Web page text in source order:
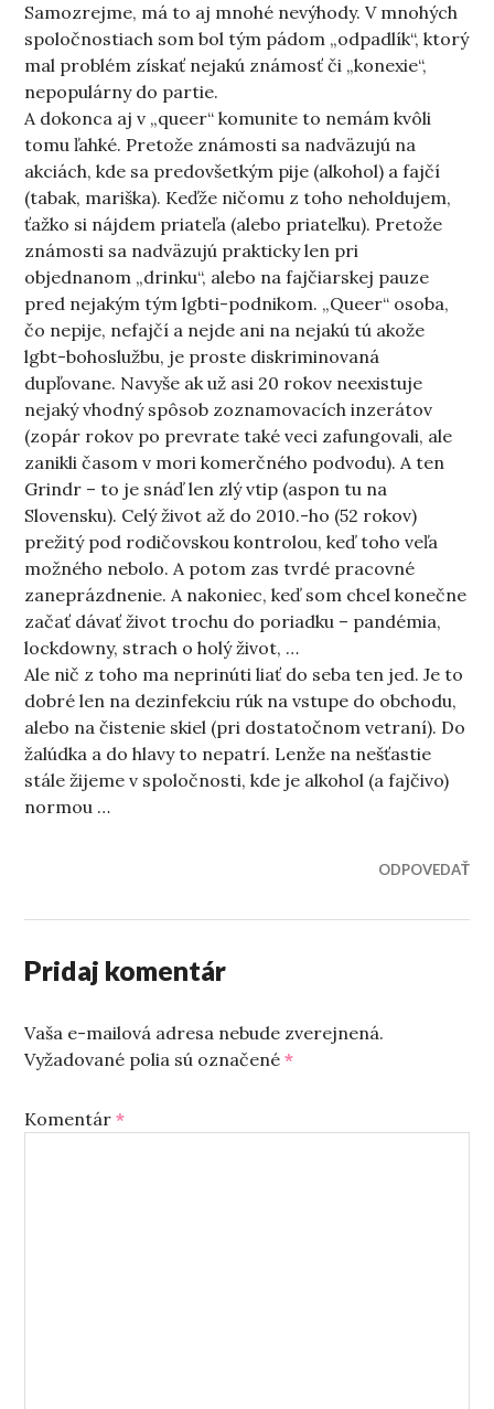
Samozrejme, má to aj mnohé nevýhody. V mnohých
spoločnostiach som bol tým pádom „odpadlík“, ktorý
mal problém získať nejakú známosť či „konexie“,
nepopulárny do partie.
A dokonca aj v „queer“ komunite to nemám kvôli
tomu ľahké. Pretože známosti sa nadväzujú na
akciách, kde sa predovšetkým pije (alkohol) a fajčí
(tabak, mariška). Keďže ničomu z toho neholdujem,
ťažko si nájdem priateľa (alebo priateľku). Pretože
známosti sa nadväzujú prakticky len pri
objednanom „drinku“, alebo na fajčiarskej pauze
pred nejakým tým lgbti-podnikom. „Queer“ osoba,
čo nepije, nefajčí a nejde ani na nejakú tú akože
lgbt-bohoslužbu, je proste diskriminovaná
dupľovane. Navyše ak už asi 20 rokov neexistuje
nejaký vhodný spôsob zoznamovacích inzerátov
(zopár rokov po prevrate také veci zafungovali, ale
zanikli časom v mori komerčného podvodu). A ten
Grindr – to je snáď len zlý vtip (aspon tu na
Slovensku). Celý život až do 2010.-ho (52 rokov)
prežitý pod rodičovskou kontrolou, keď toho veľa
možného nebolo. A potom zas tvrdé pracovné
zaneprázdnenie. A nakoniec, keď som chcel konečne
začať dávať život trochu do poriadku – pandémia,
lockdowny, strach o holý život, …
Ale nič z toho ma neprinúti liať do seba ten jed. Je to
dobré len na dezinfekciu rúk na vstupe do obchodu,
alebo na čistenie skiel (pri dostatočnom vetraní). Do
žalúdka a do hlavy to nepatrí. Lenže na nešťastie
stále žijeme v spoločnosti, kde je alkohol (a fajčivo)
normou …
ODPOVEDAŤ
Pridaj komentár
Vaša e-mailová adresa nebude zverejnená.
Vyžadované polia sú označené*
Komentár*